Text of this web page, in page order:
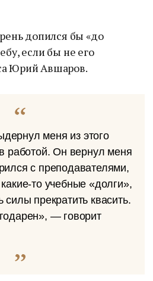
допился бы «до
если бы не его
Юрий Авшаров.
меня из этого
работой. Он вернул меня
с преподавателями,
то учебные «долги»,
прекратить квасить.
— говорит